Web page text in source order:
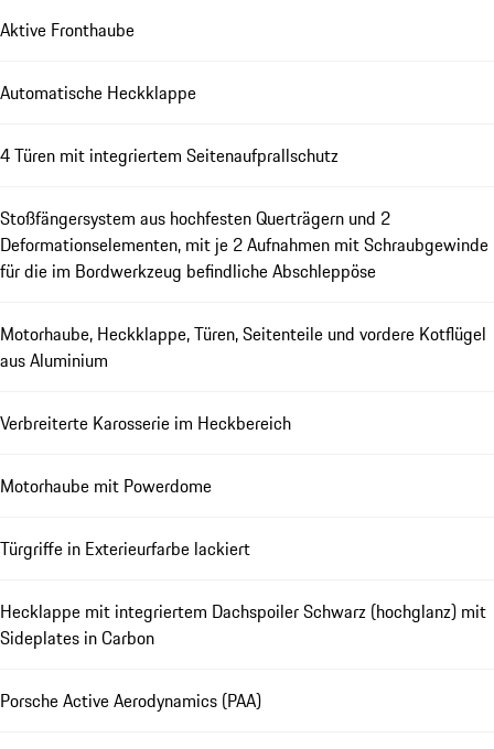
Aktive Fronthaube
Automatische Heckklappe
4 Türen mit integriertem Seitenaufprallschutz
Stoßfängersystem aus hochfesten Querträgern und 2
Deformationselementen, mit je 2 Aufnahmen mit Schraubgewinde
für die im Bordwerkzeug befindliche Abschleppöse
Motorhaube, Heckklappe, Türen, Seitenteile und vordere Kotflügel
aus Aluminium
Verbreiterte Karosserie im Heckbereich
Motorhaube mit Powerdome
Türgriffe in Exterieurfarbe lackiert
Hecklappe mit integriertem Dachspoiler Schwarz (hochglanz) mit
Sideplates in Carbon
Porsche Active Aerodynamics (PAA)